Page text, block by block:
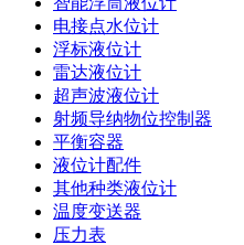
电接点水位计
浮标液位计
雷达液位计
超声波液位计
射频导纳物位控制器
平衡容器
液位计配件
其他种类液位计
温度变送器
压力表